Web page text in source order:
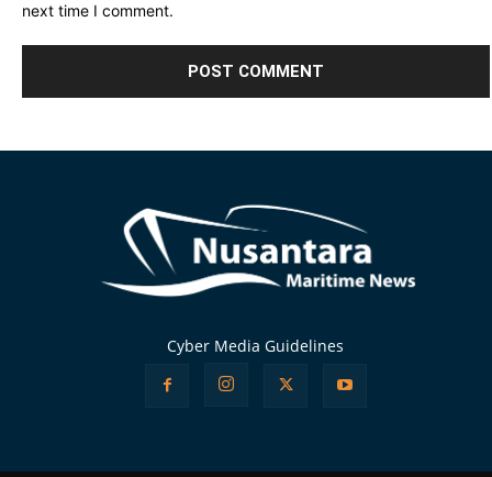
next time I comment.
Cyber Media Guidelines